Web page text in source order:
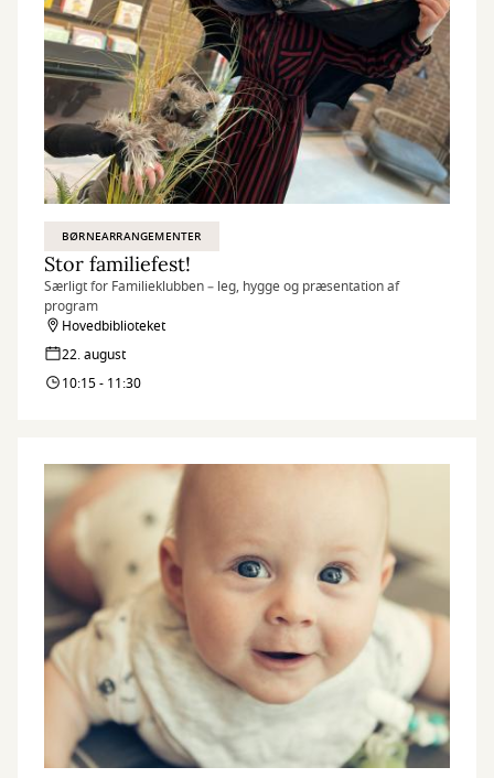
BØRNEARRANGEMENTER
Stor familiefest!
Særligt for Familieklubben – leg, hygge og præsentation af
program
Hovedbiblioteket
22. august
10:15 - 11:30